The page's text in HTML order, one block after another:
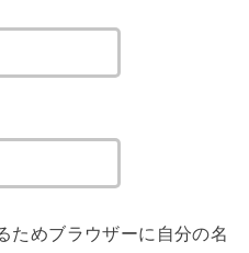
ためブラウザーに自分の名